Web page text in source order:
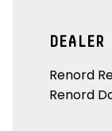
Renord
Renord